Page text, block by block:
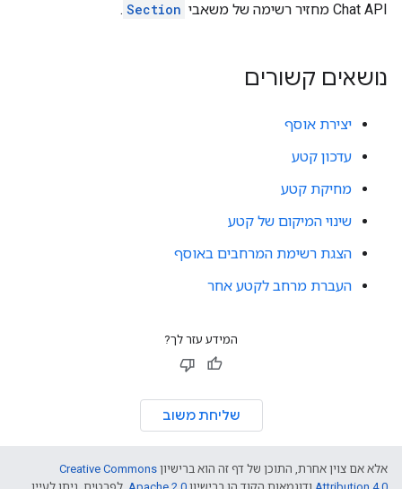
‫Chat API מחזיר רשימה של משאבי Section
.
נושאים קשורים
יצירת אוסף
עדכון קטע
מחיקת קטע
שינוי המיקום של קטע
הצגת רשימת המרחבים באוסף
העברת מרחב לקטע אחר
המידע עזר לך?
שליחת משוב
אלא אם צוין אחרת, התוכן של דף זה הוא ברישיון Creative Commons